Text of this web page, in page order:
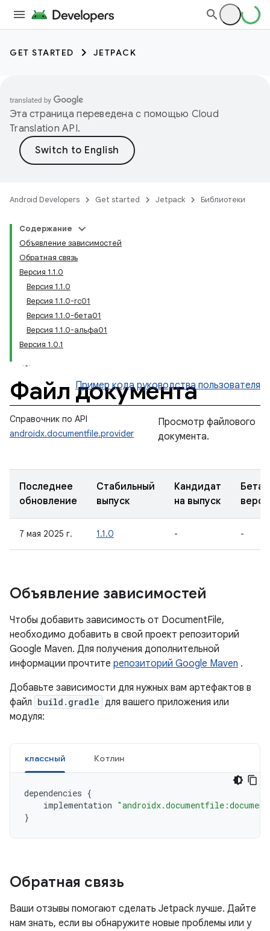
GET STARTED JETPACK
Эта страница переведена с помощью Cloud
Translation API.
Android Developers Get started Jetpack Библиотеки
Содержание
Объявление зависимостей
Обратная связь
Версия 1.1.0
Версия 1.1.0
Версия 1.1.0-rc01
Версия 1.1.0-бета01
Версия 1.1.0-альфа01
Версия 1.0.1
Файл документа
Пример кода руководства пользователя
Справочник по API
androidx.documentfile.provider
Просмотр файлового
документа.
Последнее
обновление
Стабильный
выпуск
Кандидат
на выпуск
Бета-
7 мая 2025 г. 1.1.0 - -
Объявление зависимостей
Чтобы добавить зависимость от DocumentFile,
необходимо добавить в свой проект репозиторий
Google Maven. Для получения дополнительной
информации прочтите репозиторий Google Maven .
Добавьте зависимости для нужных вам артефактов в
файл build.gradle для вашего приложения или
модуля:
классный Котлин
dependencies {
implementation
}
Обратная связь
Ваши отзывы помогают сделать Jetpack лучше. Дайте
нам знать, если вы обнаружите новые проблемы или у